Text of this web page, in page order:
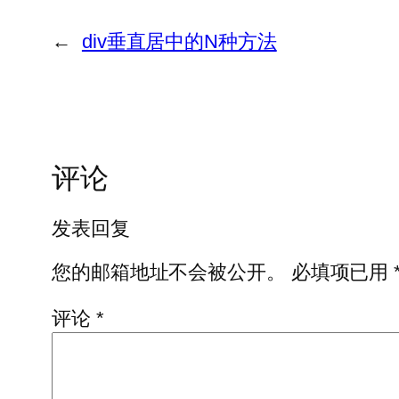
← div垂直居中的N种方法
评论
发表回复
您的邮箱地址不会被公开。
必填项已用
评论 *